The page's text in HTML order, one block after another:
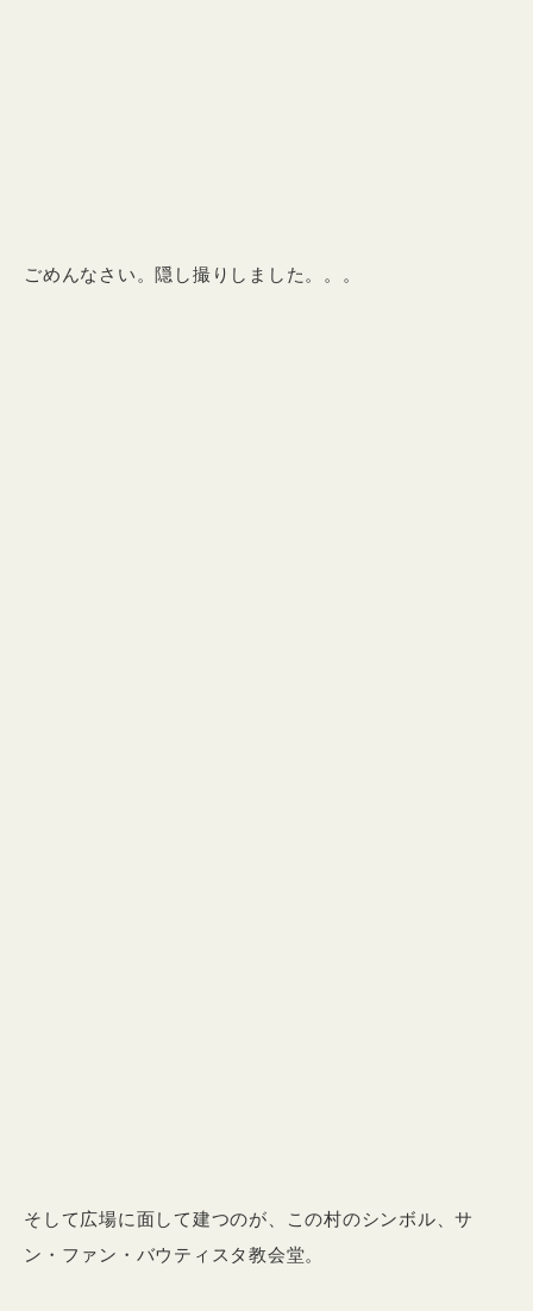
ごめんなさい。隠し撮りしました。。。
そして広場に面して建つのが、この村のシンボル、サ
ン・ファン・バウティスタ教会堂。